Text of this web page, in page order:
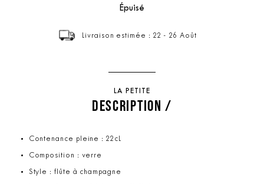
Épuisé
Livraison estimée : 22 - 26 Août
LA PETITE
DESCRIPTION /
Contenance pleine : 22cL
Composition : verre
Style : flûte à champagne